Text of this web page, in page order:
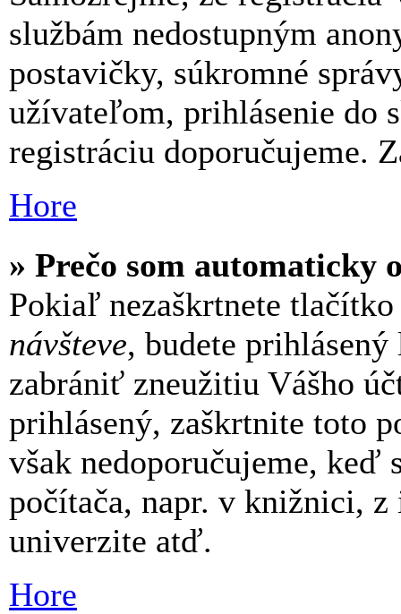
službám nedostupným
postavičky, súkromné
užívateľom, prihlásenie do
registráciu doporučujeme.
Hore
» Prečo som automaticky
Pokiaľ nezaškrtnete
návšteve, budete
zabrániť zneužitiu Vášho
prihlásený, zaškrtnite toto
však nedoporučujeme, keď
počítača, napr. v knižnici,
univerzite atď.
Hore